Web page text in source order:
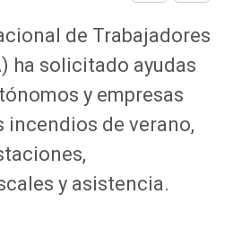
de Trabajadores
ha solicitado ayudas
y empresas
incendios de verano,
y asistencia.